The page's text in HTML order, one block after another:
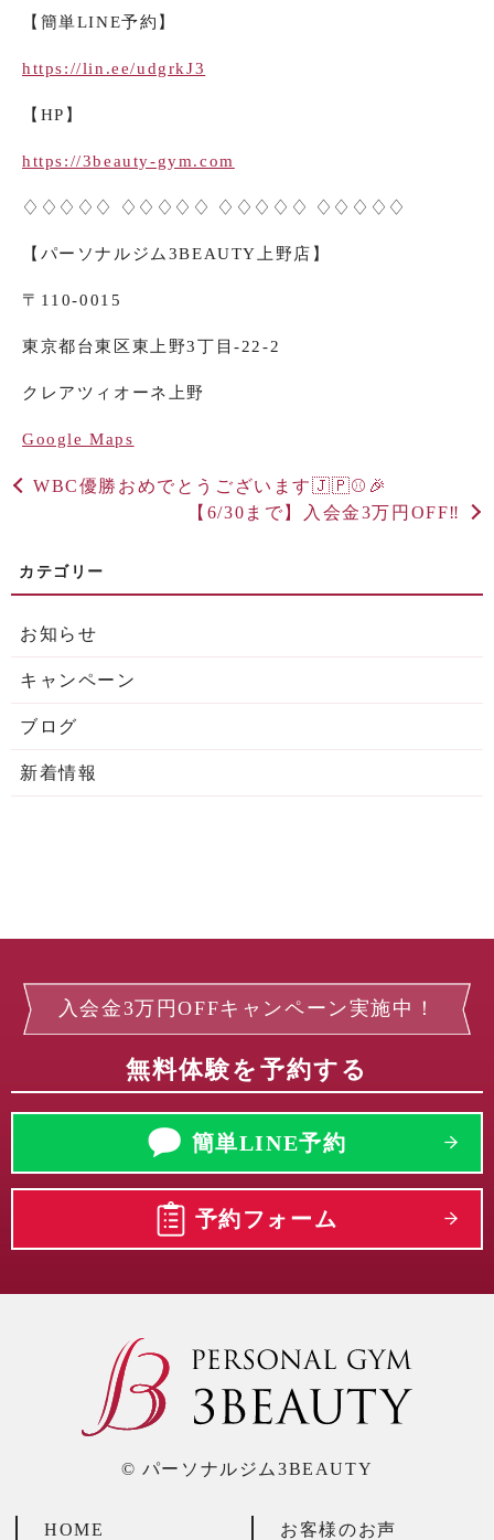
【簡単LINE予約】
https://lin.ee/udgrkJ3
【 HP 】
https://3beauty-gym.com
♢♢♢♢♢ ♢♢♢♢♢ ♢♢♢♢♢ ♢♢♢♢♢
【パーソナルジム 3BEAUTY 上野店】
〒 110-0015
東京都台東区東上野3丁目-22-2
クレアツィオーネ上野
Google Maps
WBC優勝おめでとうございます🇯🇵⚾️🎉
【6/30まで】入会金3万円OFF‼️
お知らせ
キャンペーン
ブログ
新着情報
入会金3万円OFFキャンペーン実施中！
無料体験を予約する
簡単LINE予約
予約フォーム
© パーソナルジム3BEAUTY
HOME お客様のお声